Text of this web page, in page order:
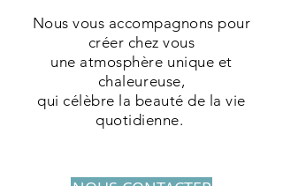
Nous vous accompagnons pour
créer chez vous
une atmosphère unique et
chaleureuse,
qui célèbre la beauté de la vie
quotidienne.